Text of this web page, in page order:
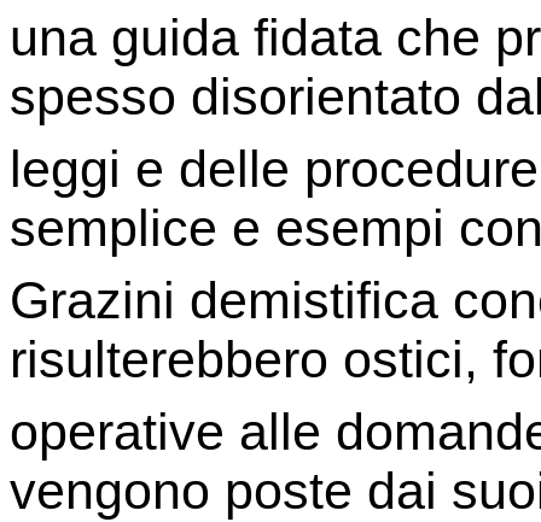
una guida fidata che
spesso disorientato
leggi e delle
semplice e esempi
Grazini demistifica
risulterebbero ostici,
operative alle
vengono poste dai